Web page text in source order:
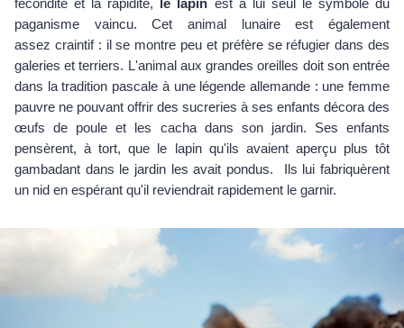
paganisme vaincu. Cet animal lunaire est également
assez craintif : il se montre peu et préfère se réfugier dans des
galeries et terriers. L'animal aux grandes oreilles doit son entrée
dans la tradition pascale à une légende allemande : une femme
pauvre ne pouvant offrir des sucreries à ses enfants décora des
œufs de poule et les cacha dans son jardin. Ses enfants
pensèrent, à tort, que le lapin qu'ils avaient aperçu plus tôt
gambadant dans le jardin les avait pondus. Ils lui fabriquèrent
un nid en espérant qu'il reviendrait rapidement le garnir.